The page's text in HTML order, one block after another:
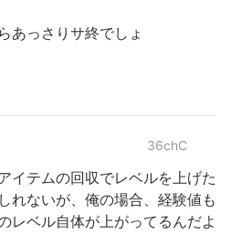
あっさりサ終でしょ
36chC
イテムの回収でレベルを上げた
れないが、俺の場合、経験値も
レベル自体が上がってるんだよ